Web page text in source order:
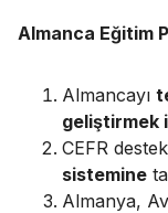
Almanca Eğitim
Almancayı
geliştirmek
CEFR
sistemine
Almanya,